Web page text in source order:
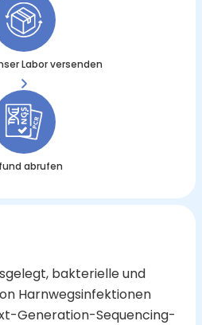
Labor versenden
abrufen
bakterielle und
Harnwegsinfektionen
Generation-Sequencing-